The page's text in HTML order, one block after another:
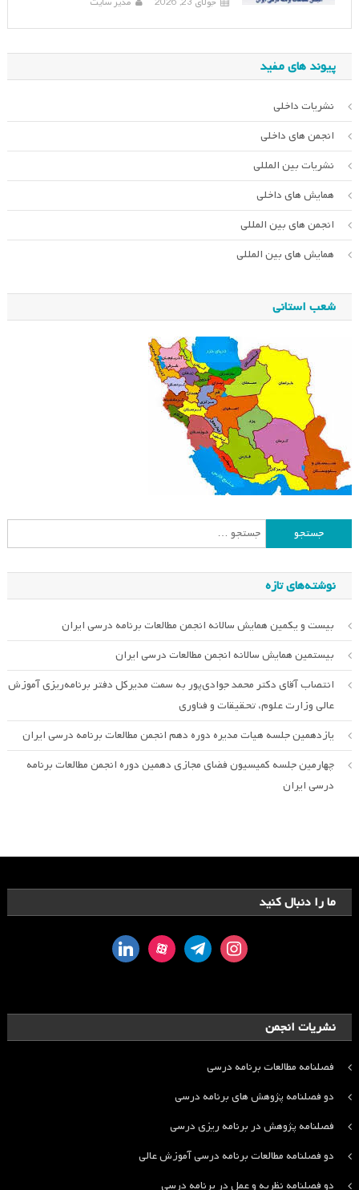
پیوند های مفید
نشریات داخلی
انجمن های داخلی
نشریات بین المللی
همایش های داخلی
انجمن های بین المللی
همایش های بین المللی
شعب استانی
جستجو
برای:
نوشته‌های تازه
بیست و یکمین همایش سالانه انجمن مطالعات برنامه درسی ایران
بیستمین همایش سالانه انجمن مطالعات درسی ایران
انتصاب آقای دکتر محمد جوادی‌پور به سمت مدیرکل دفتر برنامه‌ریزی آموزش
عالی وزارت علوم، تحقیقات و فناوری
یازدهمین جلسه هیات مدیره دوره دهم انجمن مطالعات برنامه درسی ایران
چهارمین جلسه کمیسیون فضای مجازی دهمین دوره انجمن مطالعات برنامه
درسی ایران
ما را دنبال کنید
instagram
telegram
aparat
linkedin
نشریات انجمن
فصلنامه مطالعات برنامه درسی
دو فصلنامه پژوهش های برنامه درسی
فصلنامه پژوهش در برنامه ریزی درسی
دو فصلنامه مطالعات برنامه درسی آموزش عالی
دو فصلنامه نظریه و عمل در برنامه درسی